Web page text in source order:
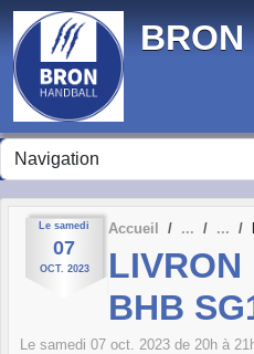
Le samedi
07
OCT. 2023
Accueil
BHB
Le samedi 07 oct. 2023 de 20h à
Panneau de gestion des cookies